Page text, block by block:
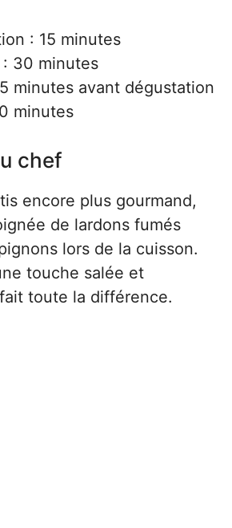
: 15 minutes
: 30 minutes
minutes avant dégustation
minutes
chef
encore plus gourmand,
de lardons fumés
lors de la cuisson.
touche salée et
toute la différence.